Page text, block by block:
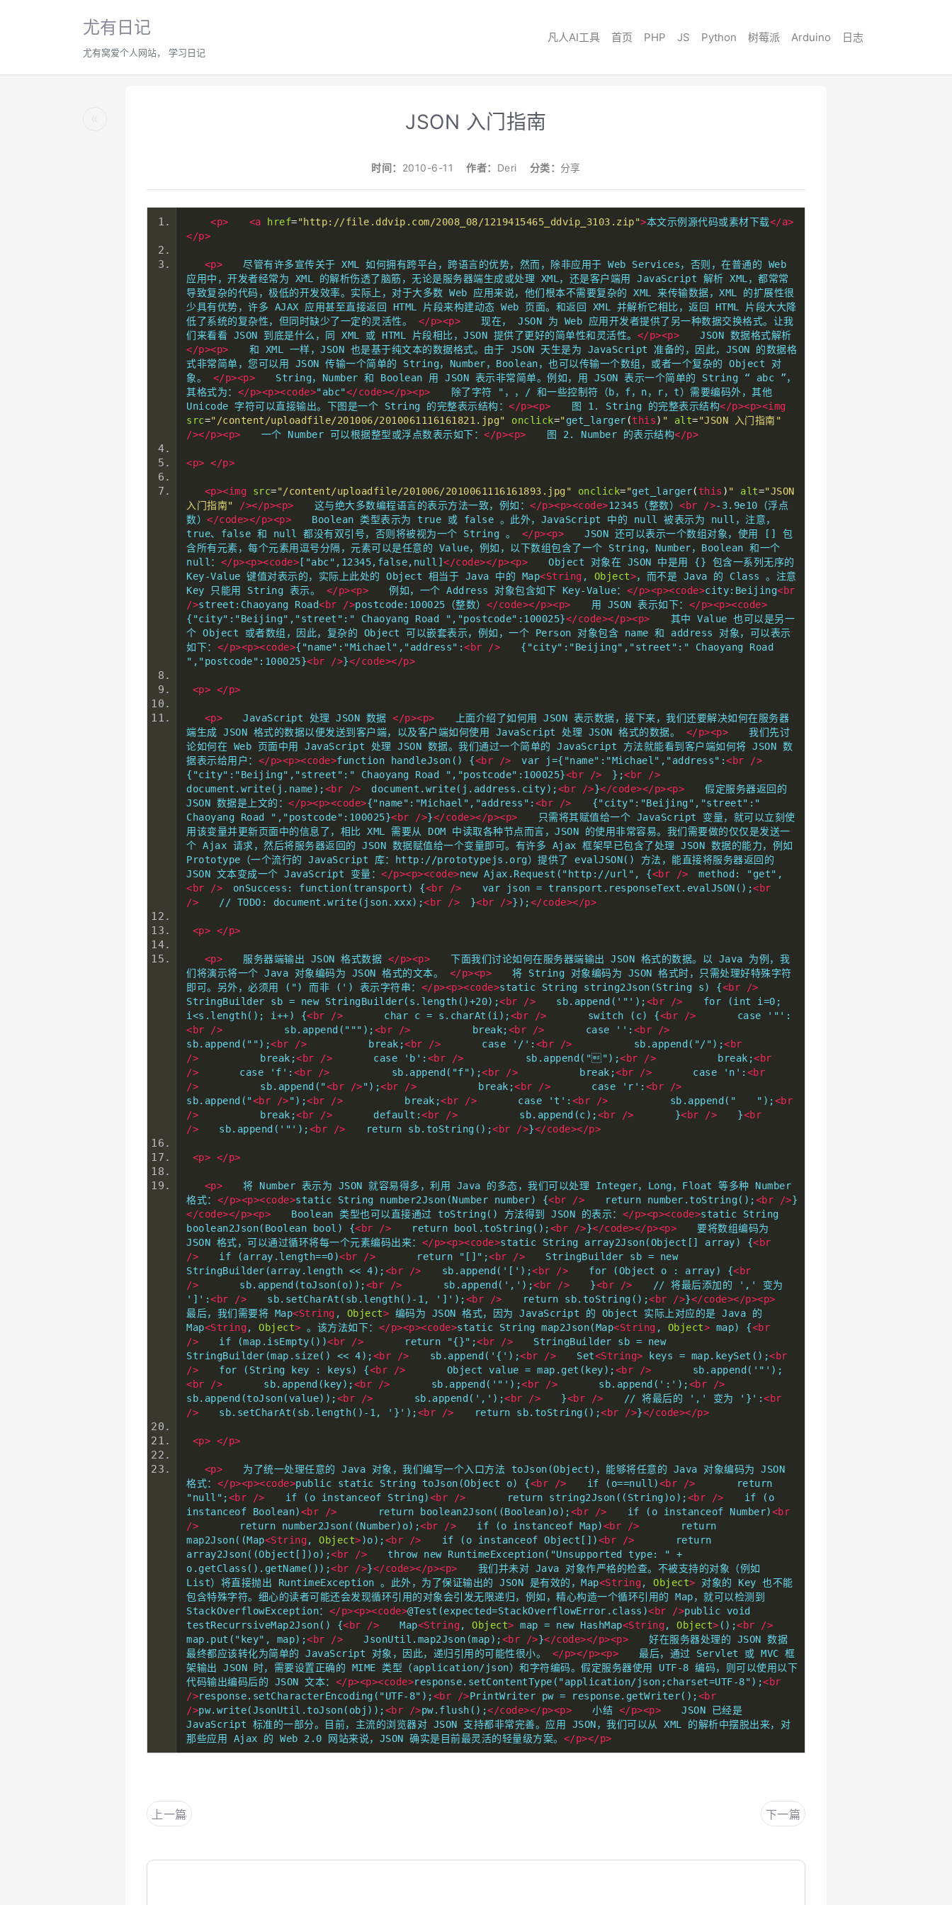
尤有日记
尤有窝爱个人网站， 学习日记
凡人AI工具 首页 PHP JS Python 树莓派 Arduino 日志
JSON 入门指南
时间： 2010-6-11作者： Deri 分类： 分享
<p> <a href="http://file.ddvip.com/2008_08/1219415465_ddvip_3103.zip">本文示例源代码或素材下载</a>
</p>
<p> 尽管有许多宣传关于 XML 如何拥有跨平台，跨语言的优势，然而，除非应用于 Web Services，否则，在普通的 Web
应用中，开发者经常为 XML 的解析伤透了脑筋，无论是服务器端生成或处理 XML，还是客户端用 JavaScript 解析 XML，都常常
导致复杂的代码，极低的开发效率。实际上，对于大多数 Web 应用来说，他们根本不需要复杂的 XML 来传输数据，XML 的扩展性很
少具有优势，许多 AJAX 应用甚至直接返回 HTML 片段来构建动态 Web 页面。和返回 XML 并解析它相比，返回 HTML 片段大大降
低了系统的复杂性，但同时缺少了一定的灵活性。 </p><p> 现在， JSON 为 Web 应用开发者提供了另一种数据交换格式。让我
们来看看 JSON 到底是什么，同 XML 或 HTML 片段相比，JSON 提供了更好的简单性和灵活性。 </p><p>
</p><p> 和 XML 一样，JSON 也是基于纯文本的数据格式。由于 JSON 天生是为 JavaScript 准备的，因此，JSON 的数据格
式非常简单，您可以用 JSON 传输一个简单的 String，Number，Boolean，也可以传输一个数组，或者一个复杂的 Object 对
象。 </p><p> String，Number 和 Boolean 用 JSON 表示非常简单。例如，用 JSON 表示一个简单的 String “ abc ”，
其格式为： </p><p><code>"abc"</code></p><p> 除了字符 "，，/ 和一些控制符（b，f，n，r，t）需要编码外，其他
Unicode 字符可以直接输出。下图是一个 String 的完整表示结构： </p><p> 图 1. String 的完整表示结构</p><p><img
src="/content/uploadfile/201006/2010061116161821.jpg" onclick="get_larger (this) " alt="JSON 入门指南"
/></p><p> 一个 Number 可以根据整型或浮点数表示如下： </p><p> 图 2. Number 的表示结构</p>
<p> </p>
<p><img src="/content/uploadfile/201006/2010061116161893.jpg" onclick="get_larger( this ) " alt="JSON
入门指南"
/></p><p> 这与绝大多数编程语言的表示方法一致，例如： </p><p><code>12345（整数） <br />-3.9e10（浮点
数） </code></p><p> Boolean 类型表示为 true 或 false 。此外，JavaScript 中的 null 被表示为 null，注意，
true、false 和 null 都没有双引号，否则将被视为一个 String 。 </p><p> JSON 还可以表示一个数组对象，使用 [] 包
含所有元素，每个元素用逗号分隔，元素可以是任意的 Value，例如，以下数组包含了一个 String，Number，Boolean 和一个
null： </p><p><code> ["abc",12345,false,null] </code></p><p> Object 对象在 JSON 中是用 {} 包含一系列无序的
Key-Value 键值对表示的，实际上此处的 Object 相当于 Java 中的 Map<String , Object>，而不是 Java 的 Class 。注意
Key 只能用 String 表示。 </p><p> 例如，一个 Address 对象包含如下 Key-Value： </p><p><code>city:Beijing<br
/>street:Chaoyang Road<br />postcode:100025（整数） </code></p><p> 用 JSON 表示如下： </p><p><code>
{"city":"Beijing","street":" Chaoyang Road ","postcode":100025}</code></p><p> 其中 Value 也可以是另一
个 Object 或者数组，因此，复杂的 Object 可以嵌套表示，例如，一个 Person 对象包含 name 和 address 对象，可以表示
如下： </p><p><code>{"name":"Michael","address":<br /> {"city":"Beijing","street":" Chaoyang Road
","postcode":100025}<br />}</code></p>
<p> </p>
<p> JavaScript 处理 JSON 数据 </p><p> 上面介绍了如何用 JSON 表示数据，接下来，我们还要解决如何在服务器
端生成 JSON 格式的数据以便发送到客户端，以及客户端如何使用 JavaScript 处理 JSON 格式的数据。 </p><p> 我们先讨
论如何在 Web 页面中用 JavaScript 处理 JSON 数据。我们通过一个简单的 JavaScript 方法就能看到客户端如何将 JSON 数
据表示给用户： </p><p><code>function handleJson() {<br /> var j={"name":"Michael","address":<br
/>
{"city":"Beijing","street":" Chaoyang Road ","postcode":100025}<br /> };<br
/>
document.write(j.name);<br /> document.write(j.address.city);<br />}</code></p><p> 假定服务器返回的
JSON 数据是上文的： </p><p><code>{"name":"Michael","address": <br /> {"city":"Beijing","street":"
Chaoyang Road ","postcode":100025}<br />}</code></p><p> 只需将其赋值给一个 JavaScript 变量，就可以立刻使
用该变量并更新页面中的信息了，相比 XML 需要从 DOM 中读取各种节点而言，JSON 的使用非常容易。我们需要做的仅仅是发送一
个 Ajax 请求，然后将服务器返回的 JSON 数据赋值给一个变量即可。有许多 Ajax 框架早已包含了处理 JSON 数据的能力，例如
Prototype（一个流行的 JavaScript 库：http://prototypejs.org）提供了 evalJSON() 方法，能直接将服务器返回的
JSON 文本变成一个 JavaScript 变量： </p><p><code>new Ajax.Request("http://url", {<br /> method: "get",
<br
/> onSuccess: function(transport) {<br /> var json = transport.responseText.evalJSON();<br
/> // TODO: document.write(json.xxx);<br /> }<br />});</code></p>
<p> </p>
<p> 服务器端输出 JSON 格式数据 </p><p> 下面我们讨论如何在服务器端输出 JSON 格式的数据。以 Java 为例，我
们将演示将一个 Java 对象编码为 JSON 格式的文本。 </p><p> 将 String 对象编码为 JSON 格式时，只需处理好特殊字符
即可。另外，必须用 (") 而非 (') 表示字符串： </p><p><code>static String string2Json(String s) {<br
/>
StringBuilder sb = new StringBuilder(s.length()+20);<br /> sb.append('"');<br /> for (int i=0;
i<s.length(); i++) {<br /> char c = s.charAt(i);<br /> switch (c) {<br /> case '"':
<br
/> sb.append(""");<br /> break;<br /> case '': <br
/>
sb.append("");<br /> break;<br /> case '/': <br /> sb.append("/");<br
/> break;<br /> case 'b': <br /> sb.append("");<br /> break;<br
/> case 'f': <br /> sb.append("f");<br /> break;<br /> case 'n': <br
/> sb.append("<br />");<br /> break;<br /> case 'r': <br
/>
sb.append("<br />");<br /> break;<br /> case 't': <br /> sb.append("　　");<br
/> break;<br /> default:<br /> sb.append(c);<br /> }<br /> }<br
/> sb.append('"');<br /> return sb.toString();<br />}</code></p>
<p> </p>
<p> 将 Number 表示为 JSON 就容易得多，利用 Java 的多态，我们可以处理 Integer，Long，Float 等多种 Number
格式： </p><p><code>static String number2Json(Number number) {<br /> return number.toString();<br />}
</code></p><p> Boolean 类型也可以直接通过 toString() 方法得到 JSON 的表示： </p><p><code>static String
boolean2Json(Boolean bool) {<br /> return bool.toString();<br />}</code></p><p> 要将数组编码为
JSON 格式，可以通过循环将每一个元素编码出来： </p><p><code>static String array2Json(Object[] array) {<br
/> if (array.length==0)<br /> return "[]";<br /> StringBuilder sb = new
StringBuilder(array.length << 4);<br /> sb.append('[');<br /> for (Object o : array) {<br
/> sb.append(toJson(o));<br /> sb.append(',');<br /> }<br /> // 将最后添加的 ',' 变为
']':<br /> sb.setCharAt(sb.length()-1, ']');<br /> return sb.toString();<br />}</code></p><p>
最后，我们需要将 Map<String , Object> 编码为 JSON 格式，因为 JavaScript 的 Object 实际上对应的是 Java 的
Map<String, Object> 。该方法如下： </p><p><code>static String map2Json(Map<String , Object> map) {<br
/> if (map.isEmpty())<br /> return "{}";<br /> StringBuilder sb = new
StringBuilder(map.size() << 4);<br /> sb.append('{');<br /> Set<String> keys = map.keySet();<br
/> for (String key : keys) {<br /> Object value = map.get(key);<br /> sb.append('"');
<br
/> sb.append(key);<br /> sb.append('"');<br /> sb.append(':');<br
/>
sb.append(toJson(value));<br /> sb.append(',');<br /> }<br /> // 将最后的 ',' 变为 '}':<br
/> sb.setCharAt(sb.length()-1, '}');<br /> return sb.toString();<br />}</code></p>
<p> </p>
<p> 为了统一处理任意的 Java 对象，我们编写一个入口方法 toJson(Object)，能够将任意的 Java 对象编码为 JSON
格式： </p><p><code>public static String toJson(Object o) {<br /> if (o==null)<br /> return
"null";<br /> if (o instanceof String)<br /> return string2Json((String)o);<br /> if (o
instanceof Boolean)<br /> return boolean2Json((Boolean)o);<br /> if (o instanceof Number)<br
/> return number2Json((Number)o);<br /> if (o instanceof Map)<br /> return
map2Json((Map<String, Object>)o);<br /> if (o instanceof Object[])<br /> return
array2Json((Object[])o);<br /> throw new RuntimeException("Unsupported type: " +
o.getClass().getName());<br />}</code></p><p> 我们并未对 Java 对象作严格的检查。不被支持的对象（例如
List）将直接抛出 RuntimeException 。此外，为了保证输出的 JSON 是有效的，Map<String, Object> 对象的 Key 也不能
包含特殊字符。细心的读者可能还会发现循环引用的对象会引发无限递归，例如，精心构造一个循环引用的 Map，就可以检测到
StackOverflowException： </p><p><code>@Test(expected=StackOverflowError.class)<br />public void
testRecurrsiveMap2Json() {<br /> Map<String, Object> map = new HashMap<String, Object> ();<br
/>
map.put("key", map);<br /> JsonUtil.map2Json(map);<br />}</code></p><p> 好在服务器处理的 JSON 数据
最终都应该转化为简单的 JavaScript 对象，因此，递归引用的可能性很小。 </p></p><p> 最后，通过 Servlet 或 MVC 框
架输出 JSON 时，需要设置正确的 MIME 类型（application/json）和字符编码。假定服务器使用 UTF-8 编码，则可以使用以下
代码输出编码后的 JSON 文本： </p><p><code>response.setContentType("application/json;charset=UTF-8");<br
/>response.setCharacterEncoding("UTF-8");<br />PrintWriter pw = response.getWriter();<br
/>pw.write(JsonUtil.toJson(obj));<br />pw.flush();</code></p><p> 小结 </p><p> JSON 已经是
JavaScript 标准的一部分。目前，主流的浏览器对 JSON 支持都非常完善。应用 JSON，我们可以从 XML 的解析中摆脱出来，对
那些应用 Ajax 的 Web 2.0 网站来说，JSON 确实是目前最灵活的轻量级方案。 </p></p>
上一篇 下一篇